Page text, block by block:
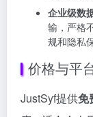
企业级数
输，严格
规和隐私
价格与平
JustSyf提供免